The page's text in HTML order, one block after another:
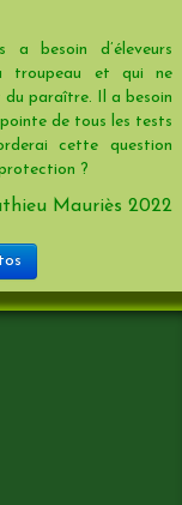
a besoin d’éleveurs
troupeau et qui ne
paraître. Il a besoin
de tous les tests
cette question
?
Mauriès 2022